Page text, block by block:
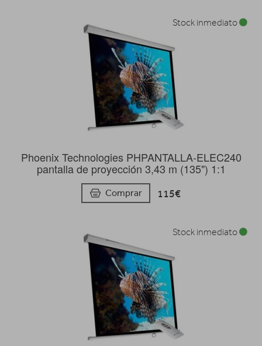
Phoenix Technologies PHPANTALLA-ELEC240
pantalla de proyección 3,43 m (135") 1:1
Comprar 115€
Stock inmediato
Stock inmediato